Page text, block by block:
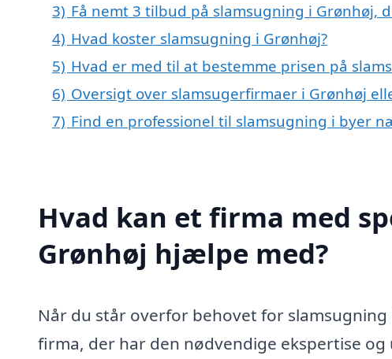
3) Få nemt 3 tilbud på slamsugning i Grønhøj,
4) Hvad koster slamsugning i Grønhøj?
5) Hvad er med til at bestemme prisen på
6) Oversigt over slamsugerfirmaer i Grønhøj
7) Find en professionel til slamsugning i byer
Hvad kan et firma med
Grønhøj hjælpe med?
Når du står overfor behovet for
firma, der har den nødvendige ekspertise